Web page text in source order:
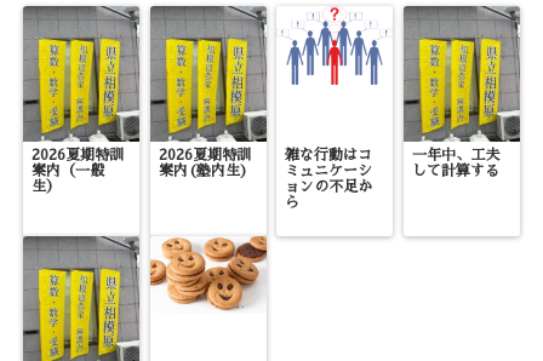
2026夏期特訓
案内（一般
生）
2026夏期特訓
案内(塾内生)
雑な行動はコ
ミュニケーシ
ョンの不足か
ら
一年中、工夫
して計算する